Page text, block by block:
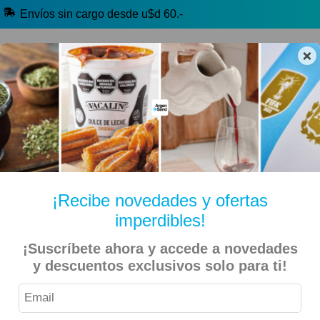
×
¡Recibe novedades y ofertas
imperdibles!
¡Suscríbete ahora y accede a novedades
y descuentos exclusivos solo para ti!
Envíos sin cargo desde u$d 60.-
🔥 Alfajores y Golosinas
🧉 Clásicos argentinos 🏷️ Todas las categorías
Inicio Bebidas
Con Alcohol (+18)
Vinos, Espumantes y Sidras (+18)
Cabernet (+18)
Luigi Bosca – Cabernet Sauvignon – 750ml